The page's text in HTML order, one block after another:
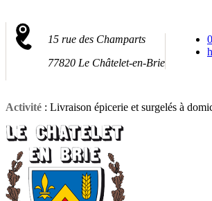
15 rue des Champarts
77820 Le Châtelet-en-Brie
Activité : Livraison épicerie et surgelés à